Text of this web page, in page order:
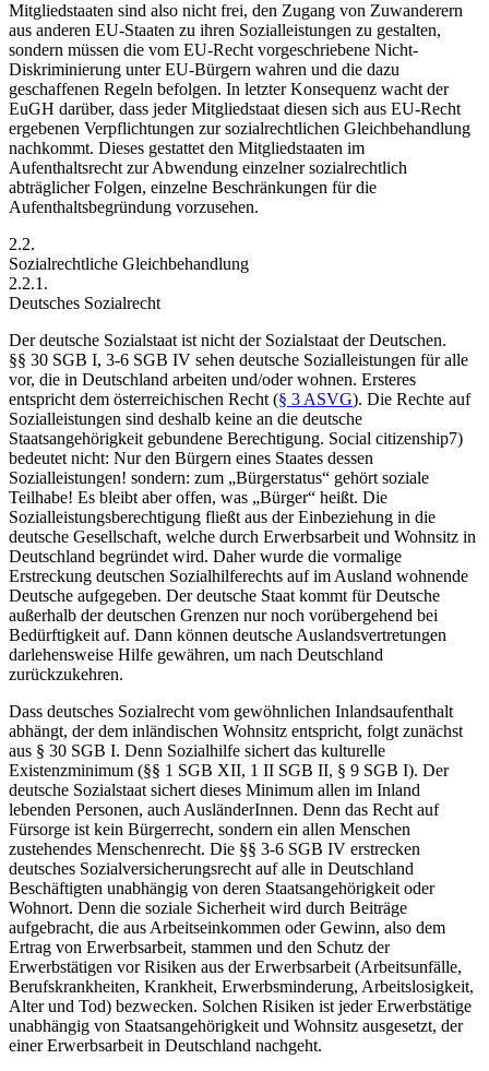
Mitgliedstaaten sind also nicht frei, den Zugang von Zuwanderern
aus anderen EU-Staaten zu ihren Sozialleistungen zu gestalten,
sondern müssen die vom EU-Recht vorgeschriebene Nicht-
Diskriminierung unter EU-Bürgern wahren und die dazu
geschaffenen Regeln befolgen. In letzter Konsequenz wacht der
EuGH darüber, dass jeder Mitgliedstaat diesen sich aus EU-Recht
ergebenen Verpflichtungen zur sozialrechtlichen Gleichbehandlung
nachkommt. Dieses gestattet den Mitgliedstaaten im
Aufenthaltsrecht zur Abwendung einzelner sozialrechtlich
abträglicher Folgen, einzelne Beschränkungen für die
Aufenthaltsbegründung vorzusehen.
2.2.
Sozialrechtliche Gleichbehandlung
2.2.1.
Deutsches Sozialrecht
Der deutsche Sozialstaat ist nicht der Sozialstaat der Deutschen.
§§ 30 SGB I, 3-6 SGB IV sehen deutsche Sozialleistungen für alle
vor, die in Deutschland arbeiten und/oder wohnen. Ersteres
entspricht dem österreichischen Recht (§ 3 ASVG). Die Rechte auf
Sozialleistungen sind deshalb keine an die deutsche
Staatsangehörigkeit gebundene Berechtigung. Social citizenship7)
bedeutet nicht: Nur den Bürgern eines Staates dessen
Sozialleistungen! sondern: zum „Bürgerstatus“ gehört soziale
Teilhabe! Es bleibt aber offen, was „Bürger“ heißt. Die
Sozialleistungsberechtigung fließt aus der Einbeziehung in die
deutsche Gesellschaft, welche durch Erwerbsarbeit und Wohnsitz in
Deutschland begründet wird. Daher wurde die vormalige
Erstreckung deutschen Sozialhilferechts auf im Ausland wohnende
Deutsche aufgegeben. Der deutsche Staat kommt für Deutsche
außerhalb der deutschen Grenzen nur noch vorübergehend bei
Bedürftigkeit auf. Dann können deutsche Auslandsvertretungen
darlehensweise Hilfe gewähren, um nach Deutschland
zurückzukehren.
Dass deutsches Sozialrecht vom gewöhnlichen Inlandsaufenthalt
abhängt, der dem inländischen Wohnsitz entspricht, folgt zunächst
aus § 30 SGB I. Denn Sozialhilfe sichert das kulturelle
Existenzminimum (§§ 1 SGB XII, 1 II SGB II, § 9 SGB I). Der
deutsche Sozialstaat sichert dieses Minimum allen im Inland
lebenden Personen, auch AusländerInnen. Denn das Recht auf
Fürsorge ist kein Bürgerrecht, sondern ein allen Menschen
zustehendes Menschenrecht. Die §§ 3-6 SGB IV erstrecken
deutsches Sozialversicherungsrecht auf alle in Deutschland
Beschäftigten unabhängig von deren Staatsangehörigkeit oder
Wohnort. Denn die soziale Sicherheit wird durch Beiträge
aufgebracht, die aus Arbeitseinkommen oder Gewinn, also dem
Ertrag von Erwerbsarbeit, stammen und den Schutz der
Erwerbstätigen vor Risiken aus der Erwerbsarbeit (Arbeitsunfälle,
Berufskrankheiten, Krankheit, Erwerbsminderung, Arbeitslosigkeit,
Alter und Tod) bezwecken. Solchen Risiken ist jeder Erwerbstätige
unabhängig von Staatsangehörigkeit und Wohnsitz ausgesetzt, der
einer Erwerbsarbeit in Deutschland nachgeht.